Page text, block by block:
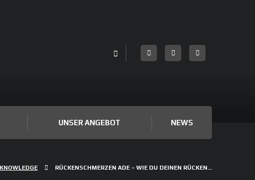
UNSER ANGEBOT NEWS
KNOWLEDGE RÜCKENSCHMERZEN ADE – WIE DU DEINEN RÜCKEN...